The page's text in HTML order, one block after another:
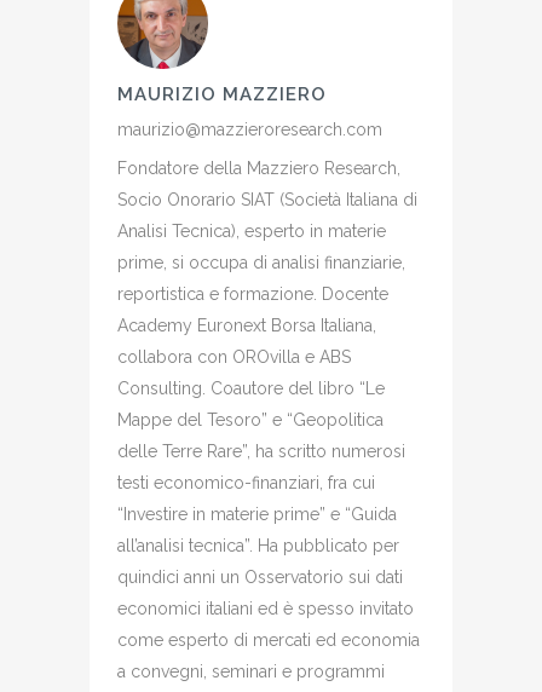
MAURIZIO MAZZIERO
maurizio@mazzieroresearch.com
Fondatore della Mazziero Research,
Socio Onorario SIAT (Società Italiana di
Analisi Tecnica), esperto in materie
prime, si occupa di analisi finanziarie,
reportistica e formazione. Docente
Academy Euronext Borsa Italiana,
collabora con OROvilla e ABS
Consulting. Coautore del libro “Le
Mappe del Tesoro” e “Geopolitica
delle Terre Rare”, ha scritto numerosi
testi economico-finanziari, fra cui
“Investire in materie prime” e “Guida
all’analisi tecnica”. Ha pubblicato per
quindici anni un Osservatorio sui dati
economici italiani ed è spesso invitato
come esperto di mercati ed economia
a convegni, seminari e programmi